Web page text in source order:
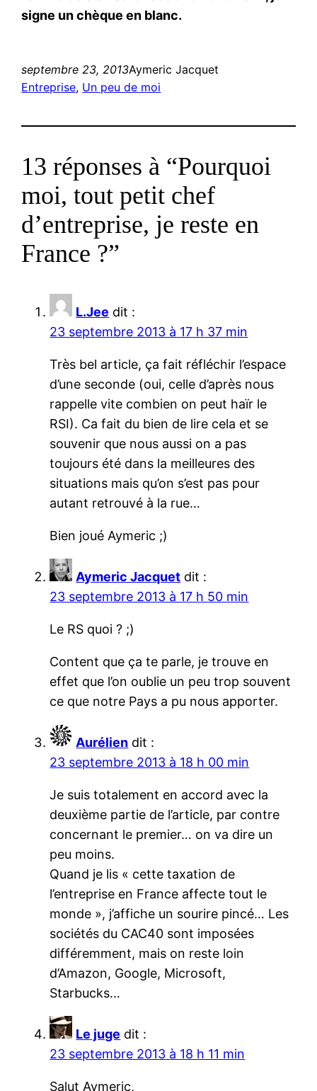
signe un chèque en blanc.
septembre 23, 2013Aymeric Jacquet
Entreprise, Un peu de moi
13 réponses à “Pourquoi
moi, tout petit chef
d’entreprise, je reste en
France ?”
L.Jee dit :
23 septembre 2013 à 17 h 37 min
Très bel article, ça fait réfléchir l’espace
d’une seconde (oui, celle d’après nous
rappelle vite combien on peut haïr le
RSI). Ca fait du bien de lire cela et se
souvenir que nous aussi on a pas
toujours été dans la meilleures des
situations mais qu’on s’est pas pour
autant retrouvé à la rue…
Bien joué Aymeric ;)
Aymeric Jacquet dit :
23 septembre 2013 à 17 h 50 min
Le RS quoi ? ;)
Content que ça te parle, je trouve en
effet que l’on oublie un peu trop souvent
ce que notre Pays a pu nous apporter.
Aurélien dit :
23 septembre 2013 à 18 h 00 min
Je suis totalement en accord avec la
deuxième partie de l’article, par contre
concernant le premier… on va dire un
peu moins.
Quand je lis « cette taxation de
l’entreprise en France affecte tout le
monde », j’affiche un sourire pincé… Les
sociétés du CAC40 sont imposées
différemment, mais on reste loin
d’Amazon, Google, Microsoft,
Starbucks…
Le juge dit :
23 septembre 2013 à 18 h 11 min
Salut Aymeric,